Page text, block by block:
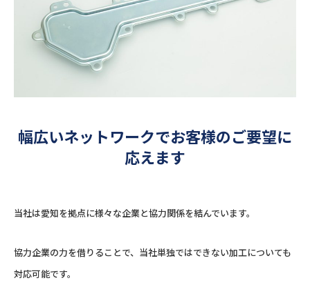
幅広いネットワークでお客様のご要望に
応えます
当社は愛知を拠点に様々な企業と協力関係を結んでいます。
協力企業の力を借りることで、当社単独ではできない加工についても
対応可能です。